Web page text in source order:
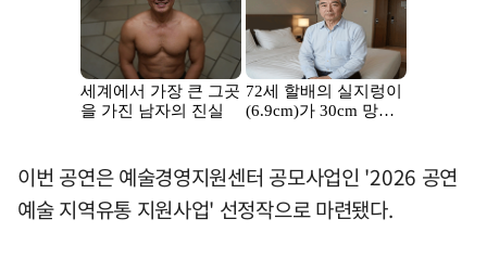
이번 공연은 예술경영지원센터 공모사업인 '2026 공연
예술 지역유통 지원사업' 선정작으로 마련됐다.